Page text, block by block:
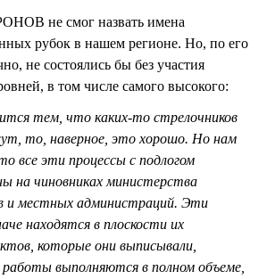
не смог назвать имена
рубок в нашем регионе. Но, по его
не состоялись бы без участия
в том числе самого высокого:
тем, что каких-то стрелочников
то, наверное, это хорошо. Но нам
все эти процессы с подлогом
на чиновниках министерства
и местных администраций. Эти
находятся в плоскости их
которые они выписывали,
выполняются в полном объеме,